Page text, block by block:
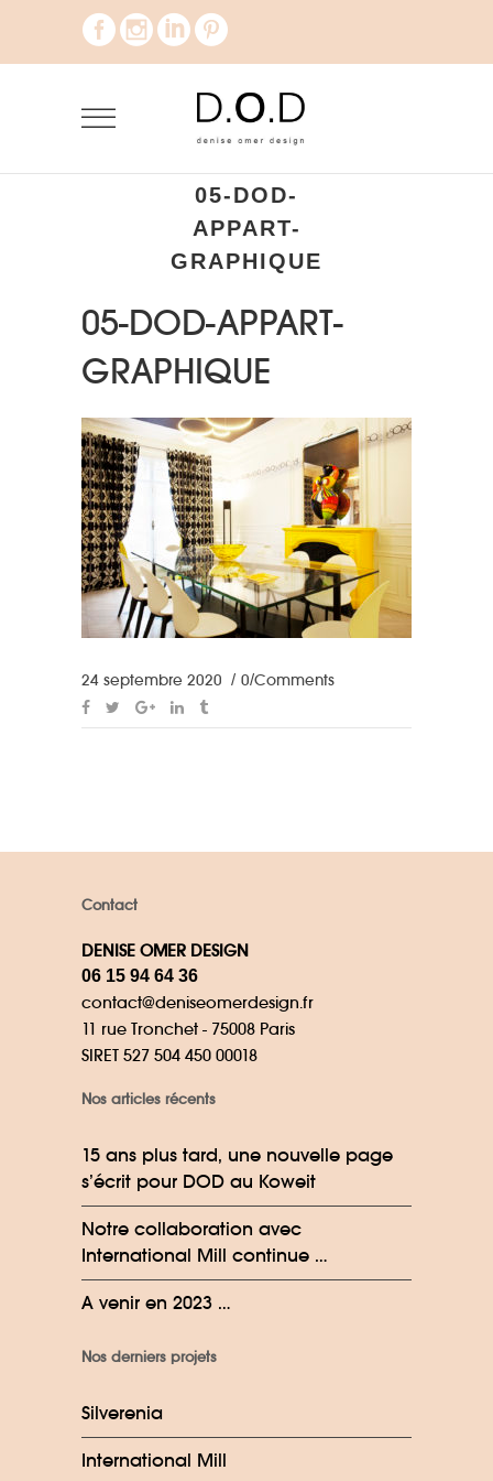
05-DOD-
APPART-
GRAPHIQUE
05-DOD-APPART-
GRAPHIQUE
24 septembre 2020 0 Comments
Contact
DENISE OMER DESIGN
06 15 94 64 36
contact@deniseomerdesign.fr
11 rue Tronchet - 75008 Paris
SIRET 527 504 450 00018
Nos articles récents
15 ans plus tard, une nouvelle page
s’écrit pour DOD au Koweit
Notre collaboration avec
International Mill continue …
A venir en 2023 …
Nos derniers projets
Silverenia
International Mill